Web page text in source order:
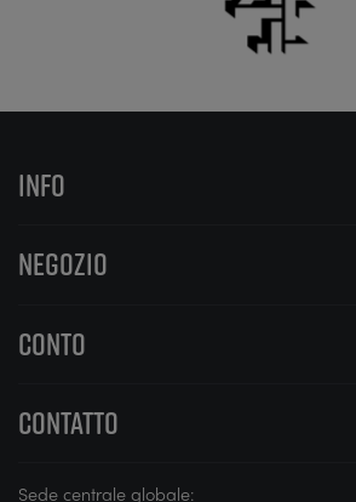
INFO
NEGOZIO
CONTO
CONTATTO
Sede centrale globale: